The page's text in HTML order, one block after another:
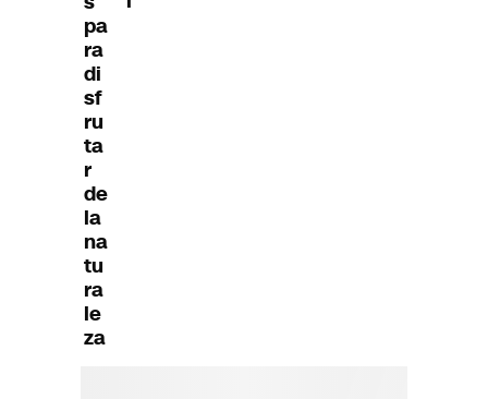
pa
ra
di
sf
ru
ta
r
de
la
na
tu
ra
le
za